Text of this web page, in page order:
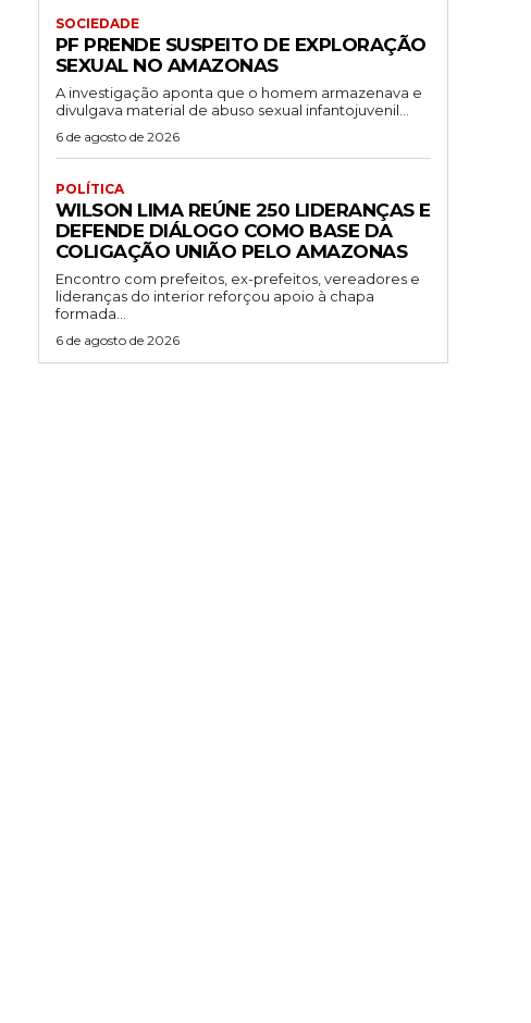
SOCIEDADE
PF PRENDE SUSPEITO DE EXPLORAÇÃO
SEXUAL NO AMAZONAS
A investigação aponta que o homem armazenava e
divulgava material de abuso sexual infantojuvenil...
6 de agosto de 2026
POLÍTICA
WILSON LIMA REÚNE 250 LIDERANÇAS E
DEFENDE DIÁLOGO COMO BASE DA
COLIGAÇÃO UNIÃO PELO AMAZONAS
Encontro com prefeitos, ex-prefeitos, vereadores e
lideranças do interior reforçou apoio à chapa
formada...
6 de agosto de 2026